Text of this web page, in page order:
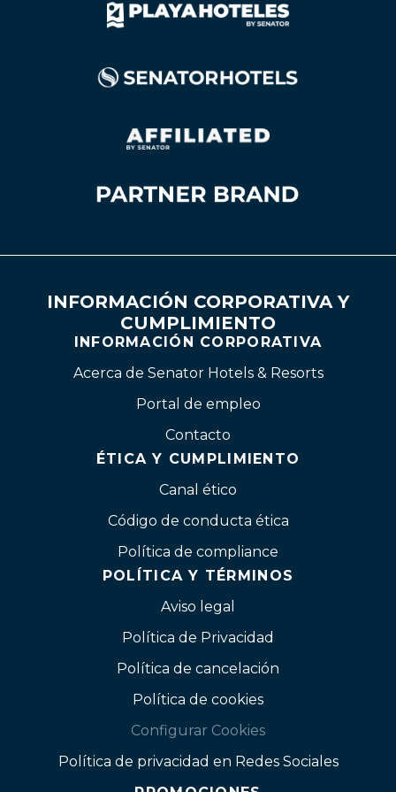
INFORMACIÓN CORPORATIVA Y
CUMPLIMIENTO
INFORMACIÓN CORPORATIVA
Acerca de Senator Hotels & Resorts
Portal de empleo
Contacto
ÉTICA Y CUMPLIMIENTO
Canal ético
Código de conducta ética
Política de compliance
POLÍTICA Y TÉRMINOS
Aviso legal
Política de Privacidad
Política de cancelación
Política de cookies
Configurar Cookies
Política de privacidad en Redes Sociales